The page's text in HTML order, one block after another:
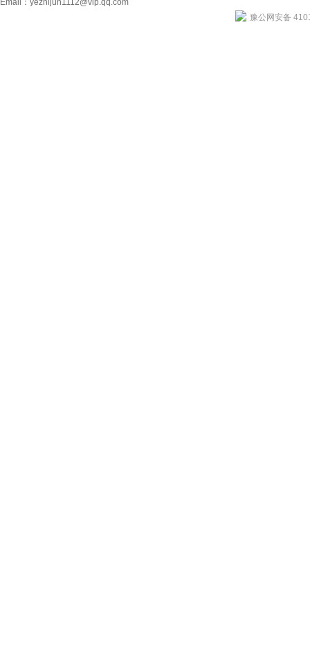
Email： yezhijun1112@vip.qq.com
豫公网安备